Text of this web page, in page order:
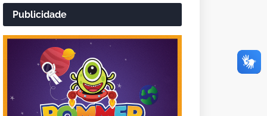
Publicidade